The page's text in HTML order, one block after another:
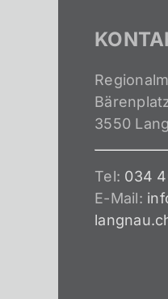
3550
Tel: 034
E-Mail: